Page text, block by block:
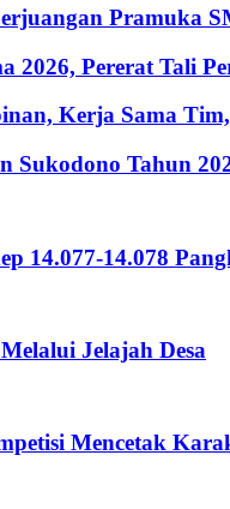
Pramuka
2026, Pererat Tali
Kerja Sama
Sukodono Tahun
14.078
Jelajah Desa
Mencetak